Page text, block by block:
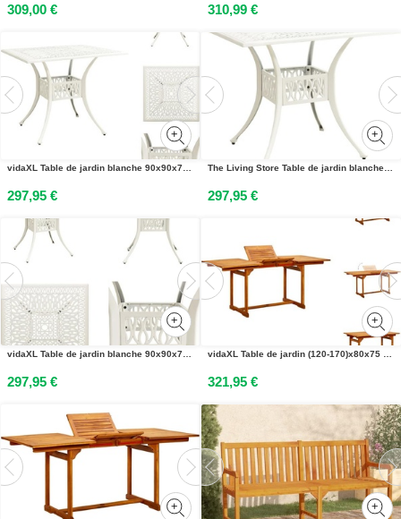
309,00 € 310,99 €
vidaXL Table de jardin blanche 90x90x73 cm Fonte daluminium - Tables de jardin
297,95 €
The Living Store Table de jardin blanche 90x90x73 cm Fonte daluminium
297,95 €
vidaXL Table de jardin blanche 90x90x73 cm Fonte daluminium - Table de jardin - Tables - Tables
297,95 €
vidaXL Table de jardin (120-170)x80x75 cm Acacia massif - Tables de jardin
321,95 €